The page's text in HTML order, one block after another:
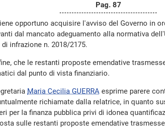
Pag. 87
opportuno acquisire l'avviso del Governo in
dal mancato adeguamento alla normativa
infrazione n. 2018/2175.
che le restanti proposte emendative
dal punto di vista finanziario.
Maria Cecilia GUERRA esprime parere
richiamate dalla relatrice, in quanto
per la finanza pubblica privi di idonea
sulle restanti proposte emendative